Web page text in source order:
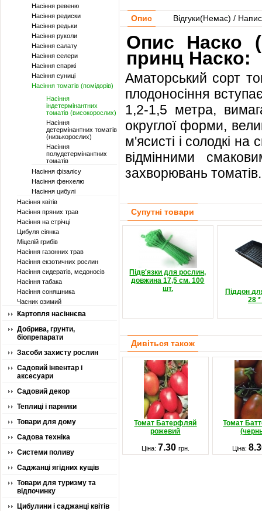
Насіння ревеню
Насіння редиски
Насіння редьки
Насіння руколи
Насіння салату
Насіння селери
Насіння спаржі
Насіння суниці
Насіння томатів (помідорів)
Насіння
індетермінантних
томатів (високорослих)
Насіння
детермінантних томатів
(низькорослих)
Насіння
полудетермінантних
томатів
Насіння фізалісу
Насіння фенхелю
Насіння цибулі
Насіння квітів
Насіння пряних трав
Насіння на стрічці
Цибуля сіянка
Міцелій грибів
Насіння газонних трав
Насіння екзотичних рослин
Насіння сидератів, медоносів
Насіння табака
Насіння соняшника
Часник озимий
Картопля насіннєва
Добрива, грунти,
біопрепарати
Засоби захисту рослин
Садовий інвентар і
аксесуари
Садовий декор
Теплиці і парники
Товари для дому
Садова техніка
Системи поливу
Саджанці ягідних кущів
Товари для туризму та
відпочинку
Цибулини і саджанці квітів
Опис Відгуки(Немає) /
Опис Наско
принц Наско:
Аматорський сорт
плодоносіння
1,2-1,5 метра,
округлої форми,
м'ясисті і солодкі
відмінними
захворювань томатів.
Супутні товари
Підв'язки для рослин,
довжина 17,5 см. 100
шт.
Піддон
28
Дивіться також
Томат Батерфляй
рожевий
Томат
Ціна: 7.30 грн. Ціна: